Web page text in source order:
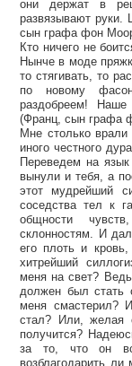
они держат в
развязывают руки.
сын графа фон
Кто ничего не
Нынче в моде
то стягивать, то
по новому
раздобреем!
(Франц, сын графа
Мне столько
иного честного
Переведем на
вынули и тебя, а
этот мудрейший
соседства тел к
общности
склонностям. И
его плоть и
хитрейший
меня на свет?
должен был стать
меня смастерил?
стал? Или, желая
получится?
за то, что он
возблагодарить